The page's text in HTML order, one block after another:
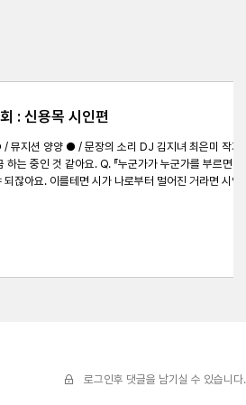
: 신용목 시인편
가 있잖아요. 그래서 그냥 어떤 선명하게 떠오르는 것들이 제목과 연동해가지고 뒤에 있는 구절이었는데. 뒤늦게 그 것이 정리가 조금 되더라고요. 시집이 발간되고 나서. 그래서 참 죄송한 말씀이지만 다음 쇄를 찍을 때 시인의 말을 다시 썼습니다. 그래서 초판에는 두 줄인데 다음 쇄, 중쇄 이후로는 한 바닥을 가득 채워서...(웃음) 그래서 개정판을 내는 심정으로 시인의 말을 다시 썼어요. 그 때 정리되지 않고 남아 있던 문장이 두 줄이었다면. 시인의
로그인후 댓글을 남기실 수 있습니다.